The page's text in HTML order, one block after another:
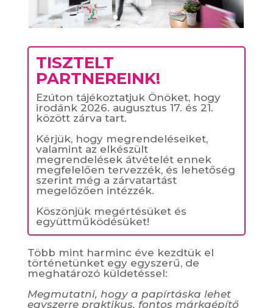
TISZTELT
PARTNEREINK!
Ezúton tájékoztatjuk Önöket, hogy
irodánk 2026. augusztus 17. és 21.
között zárva tart.
Kérjük, hogy megrendeléseiket,
valamint az elkészült
megrendelések átvételét ennek
megfelelően tervezzék, és lehetőség
szerint még a zárvatartást
megelőzően intézzék.
Köszönjük megértésüket és
együttműködésüket!
Több mint harminc éve kezdtük el
történetünket egy egyszerű, de
meghatározó küldetéssel:
Megmutatni, hogy a papírtáska lehet
egyszerre praktikus, fontos márkaépítő